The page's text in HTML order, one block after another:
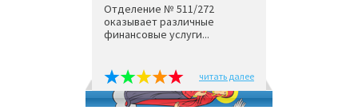
Отделение № 511/272
оказывает различные
финансовые услуги...
читать далее